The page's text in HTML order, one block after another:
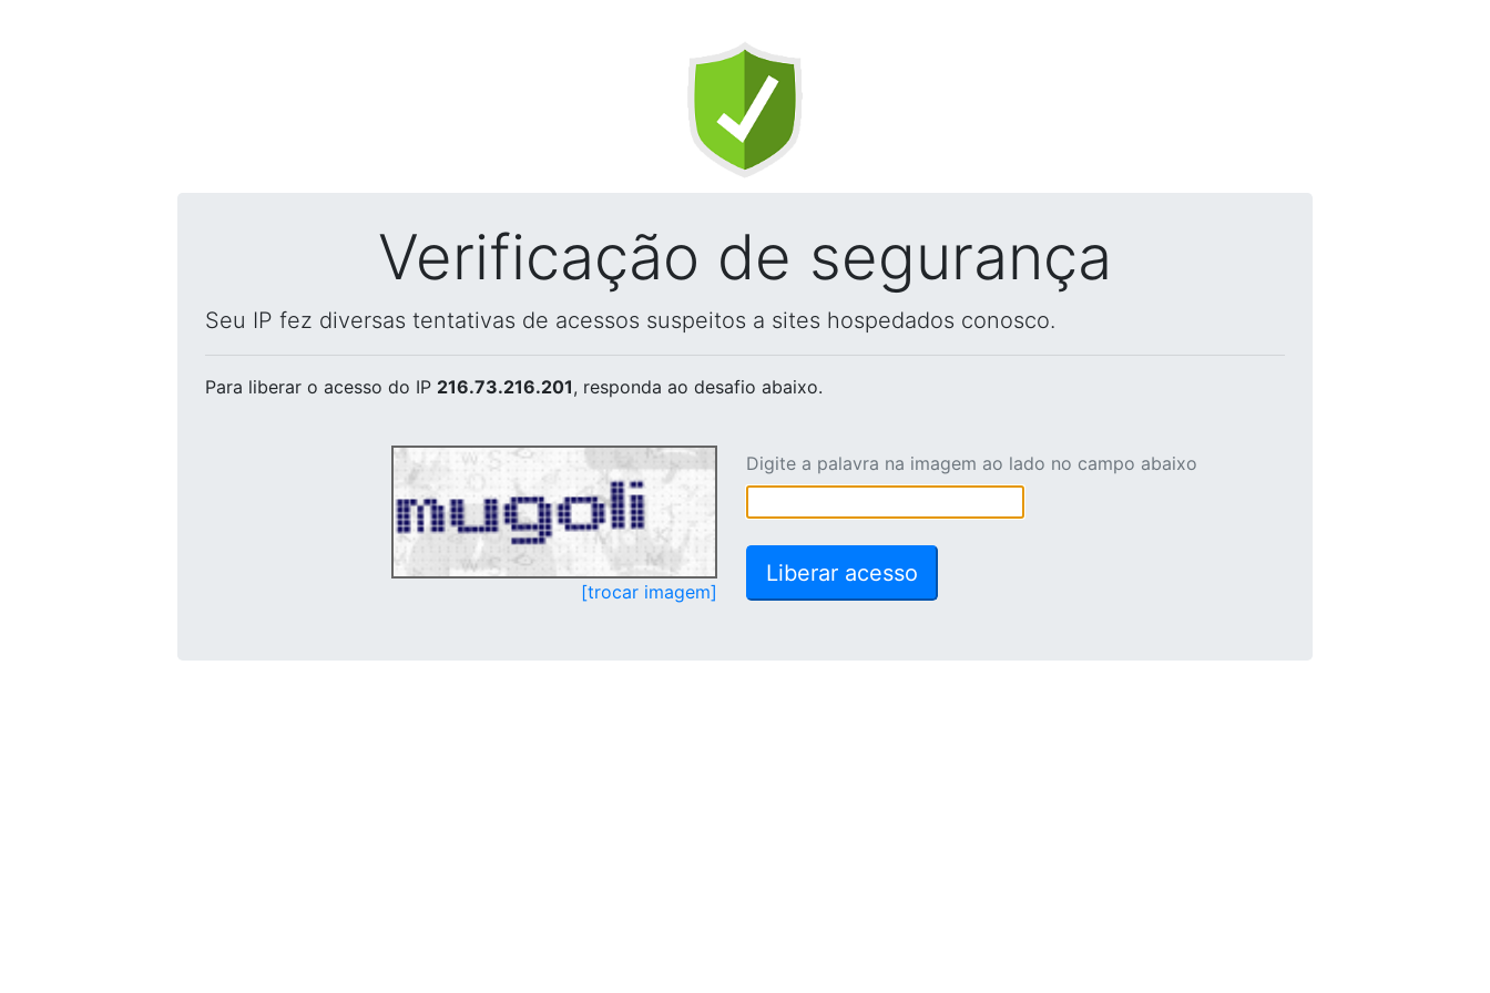
Verificação de segurança
Seu IP fez diversas tentativas de acessos suspeitos a sites hospedados conosco.
Para liberar o acesso do IP 216.73.216.201, responda ao desafio abaixo.
[trocar imagem]
Digite a palavra na imagem ao lado no campo abaixo